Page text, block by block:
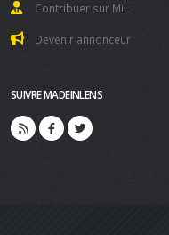
Contribuer sur MiL
Devenir annonceur
SUIVRE MADEINLENS